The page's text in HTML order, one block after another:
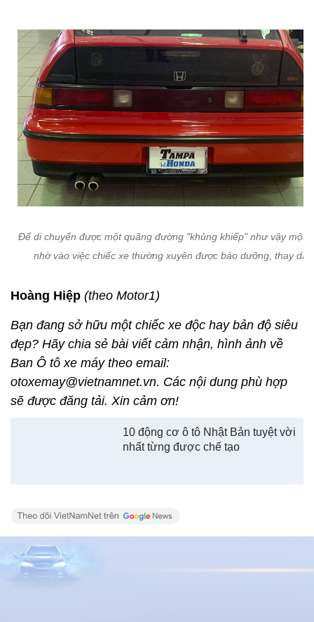
Để di chuyển được một quãng đường "khủng khiếp" như vậy một
nhờ vào việc chiếc xe thường xuyên được bảo dưỡng, thay
Hoàng Hiệp (theo Motor1)
Bạn đang sở hữu một chiếc xe độc hay bản độ siêu
đẹp? Hãy chia sẻ bài viết cảm nhận, hình ảnh về
Ban Ô tô xe máy theo email:
otoxemay@vietnamnet.vn. Các nội dung phù hợp
sẽ được đăng tải. Xin cảm ơn!
10 động cơ ô tô Nhật Bản tuyệt vời
nhất từng được chế tạo